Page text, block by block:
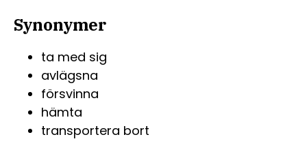
Synonymer
ta med sig
avlägsna
försvinna
hämta
transportera bort